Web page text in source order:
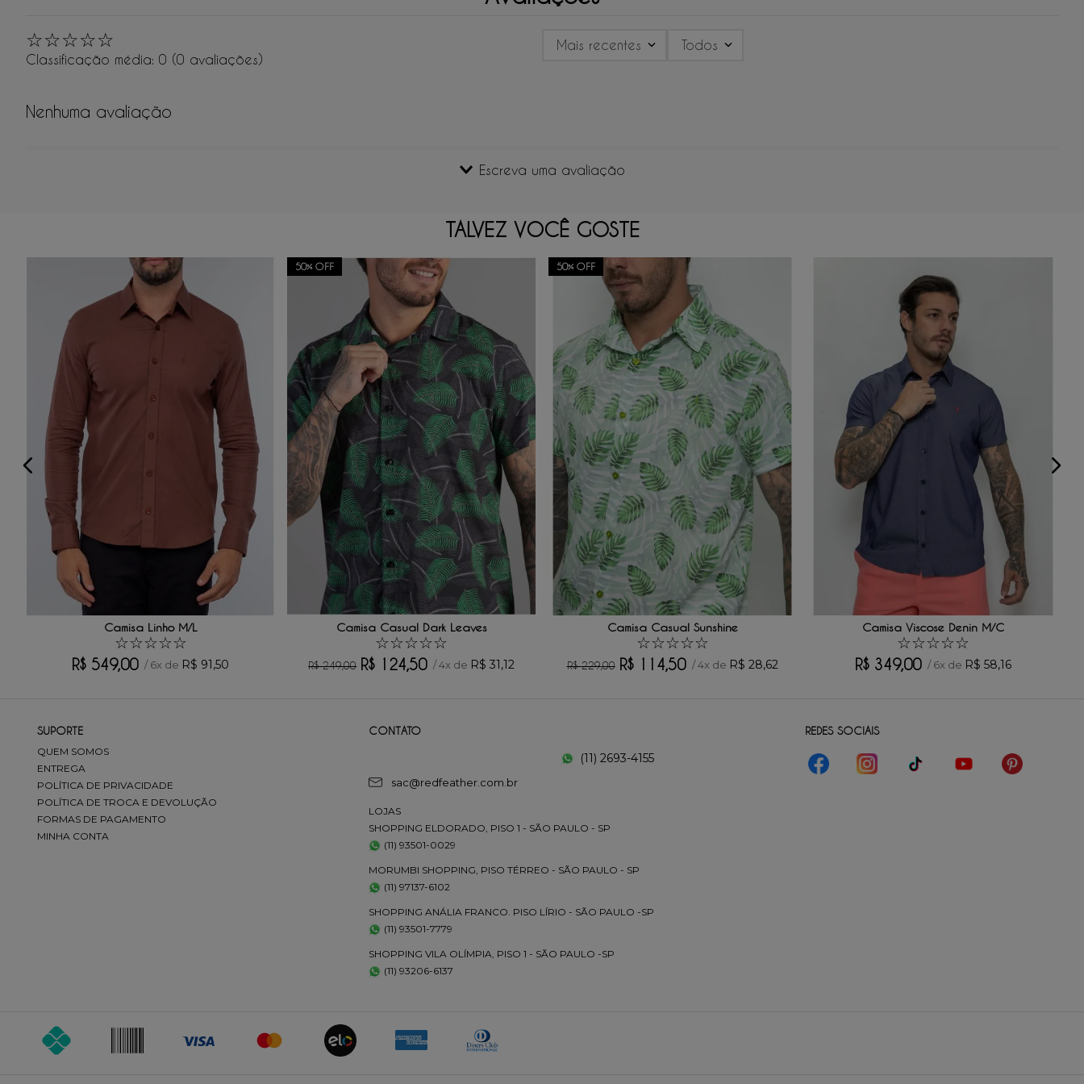
☆☆☆☆☆
Classificação média: 0 (0 avaliações)
Escreva uma avaliação
Avalie o produto de 1 a 5 estrelas
★ ★
Seu nome
Sua localização
Endereço de email
Escreva uma avaliação
Mais recentes Todos
Nenhuma avaliação
TALVEZ VOCÊ GOSTE
Camisa Linho M/L
☆☆☆☆☆
R$ 549,00 /6x de R$ 91 ,50
50% OFF
Camisa Casual Dark Leaves
☆☆☆☆☆
R$ 249,00 R$ 124,50 /4x de R$ 31 ,12
50%OFF
Camisa Casual Sunshine
☆☆☆☆☆
R$ 229,00 R$ 114,50 /4x de R$ 28,62
Camisa Viscose Denin M/C
☆☆☆☆☆
R$ 349,00 /6x de R$ 58,16
SUPORTE
QUEM SOMOS
ENTREGA
POLÍTICA DE PRIVACIDADE
POLÍTICA DE TROCA E DEVOLUÇÃO
FORMAS DE PAGAMENTO
MINHA CONTA
CONTATO
(11) 2693-4155
sac@redfeather.com.br
LOJAS
SHOPPING ELDORADO, PISO 1 - SÃO PAULO - SP
(11) 93501-0029
MORUMBI SHOPPING, PISO TÉRREO - SÃO PAULO - SP
(11) 97137-6102
SHOPPING ANÁLIA FRANCO. PISO LÍRIO - SÃO PAULO -SP
(11) 93501-7779
SHOPPING VILA OLÍMPIA, PISO 1 - SÃO PAULO -SP
(11) 93206-6137
REDES SOCIAIS